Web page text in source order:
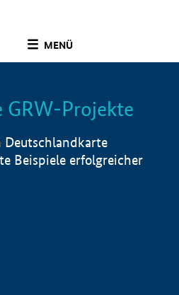
MENÜ
Info
GRW-Projekte
Beispiele erfolgreicher